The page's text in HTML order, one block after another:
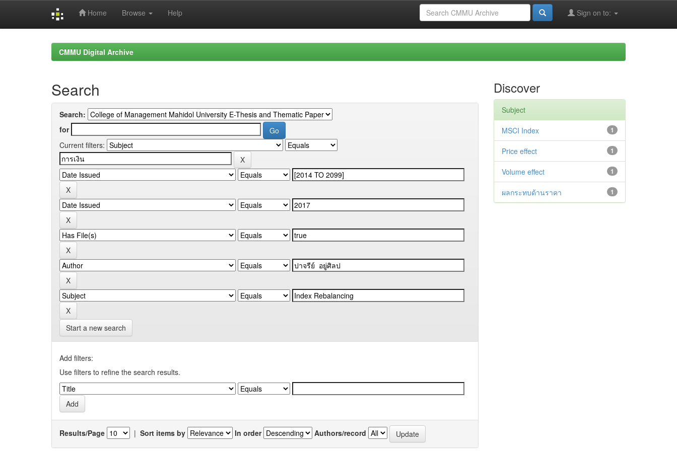
Home Browse Help Sign on to:
CMMU Digital Archive
Search
Search:
for
Current filters:
Start a new search
Add filters:
Use filters to refine the search results.
Results/Page | Sort items by In order Authors/record
Discover
Subject
1
MSCI Index
1
Price effect
1
Volume effect
1
ผลกระทบด้านราคา